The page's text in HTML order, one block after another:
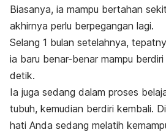
Biasanya, ia mampu bertahan
akhirnya perlu berpegangan lagi.
Selang 1 bulan setelahnya,
ia baru benar-benar mampu
detik.
Ia juga sedang dalam proses
tubuh, kemudian berdiri kembali.
hati Anda sedang melatih